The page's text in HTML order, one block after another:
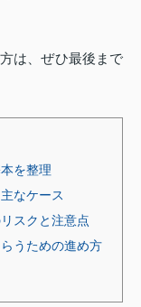
は、ぜひ最後まで
を整理
なケース
スクと注意点
うための進め方